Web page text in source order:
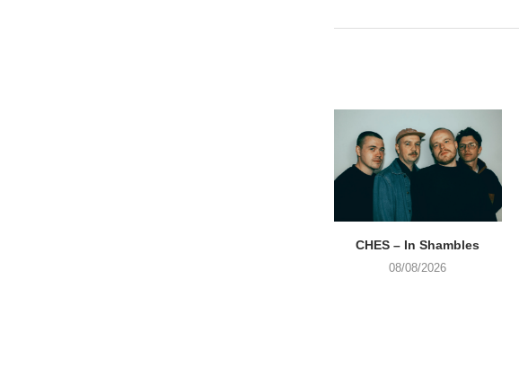
CHES – In Shambles
08/08/2026